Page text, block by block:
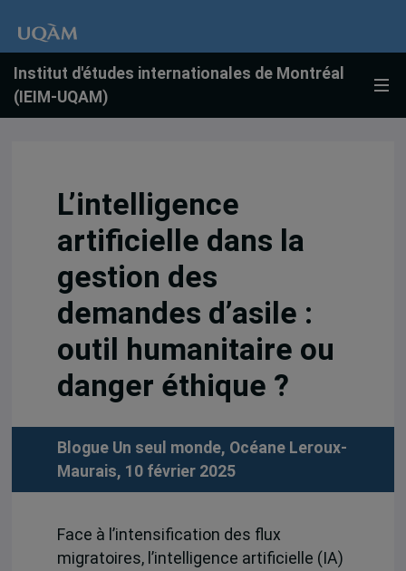
Institut d'études internationales de Montréal
(IEIM-UQAM)
L’intelligence
artificielle dans la
gestion des
demandes d’asile :
outil humanitaire ou
danger éthique ?
Blogue Un seul monde, Océane Leroux-
Maurais, 10 février 2025
Face à l’intensification des flux
migratoires, l’intelligence artificielle (IA)